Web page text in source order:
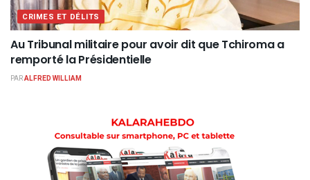
CRIMES ET DÉLITS
Au Tribunal militaire pour avoir dit que Tchiroma a
remporté la Présidentielle
PARALFRED WILLIAM